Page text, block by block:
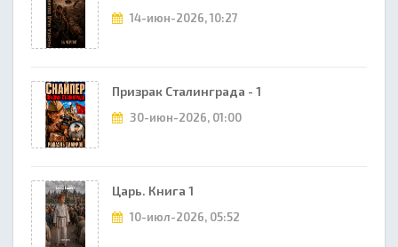
14-июн-2026, 10:27
Призрак Сталинграда - 1
30-июн-2026, 01:00
Царь. Книга 1
10-июл-2026, 05:52